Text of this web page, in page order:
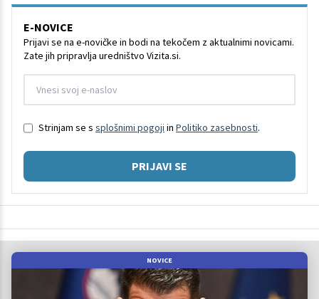
E-NOVICE
Prijavi se na e-novičke in bodi na tekočem z aktualnimi novicami.
Zate jih pripravlja uredništvo Vizita.si.
Strinjam se s splošnimi pogoji in Politiko zasebnosti.
PRIJAVI SE
NOVICE